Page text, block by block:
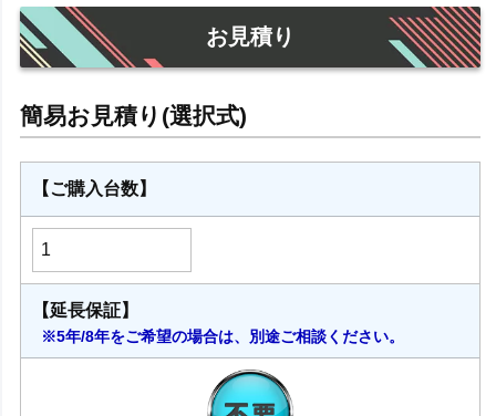
お見積り
【ご購入台数】
【延長保証】
※5年/8年をご希望の場合は、別途ご相談ください。